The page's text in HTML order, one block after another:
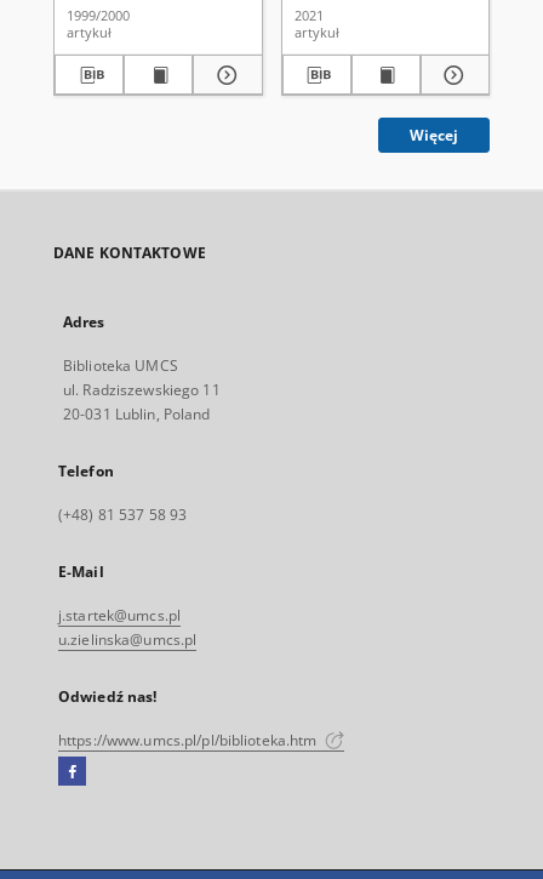
1999/2000
artykuł
2021
artykuł
Więcej
DANE KONTAKTOWE
Adres
Biblioteka UMCS
ul. Radziszewskiego 11
20-031 Lublin, Poland
Telefon
(+48) 81 537 58 93
E-Mail
j.startek@umcs.pl
u.zielinska@umcs.pl
Odwiedź nas!
https://www.umcs.pl/pl/biblioteka.htm
Facebook
się